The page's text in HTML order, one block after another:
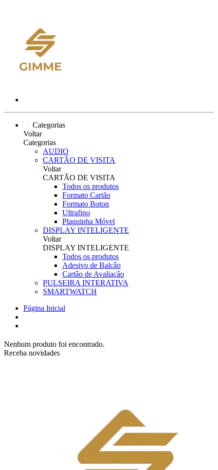
Categorias
Voltar
Categorias
AUDIO
CARTÃO DE VISITA
Voltar
CARTÃO DE VISITA
Todos os produtos
Formato Cartão
Formato Boton
Ultrafino
Plaquinha Móvel
DISPLAY INTELIGENTE
Voltar
DISPLAY INTELIGENTE
Todos os produtos
Adesivo de Balcâo
Cartâo de Avaliaçâo
PULSEIRA INTERATIVA
SMARTWATCH
Página Inicial
Nenhum produto foi encontrado.
Receba novidades